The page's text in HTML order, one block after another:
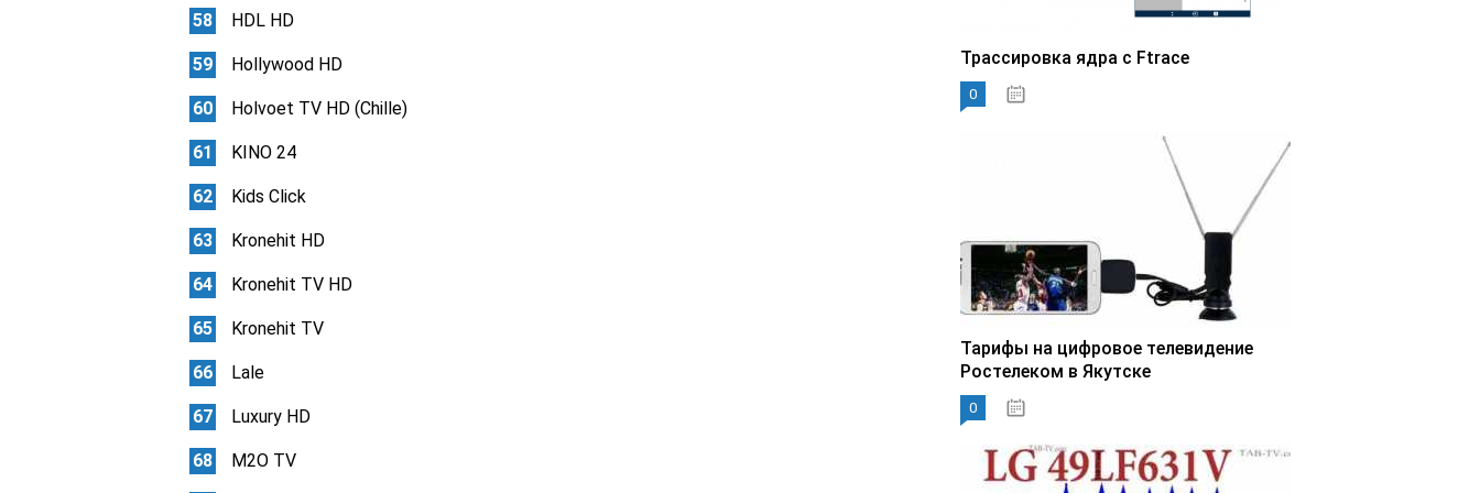
HDL HD
Hollywood HD
Holvoet TV HD (Chille)
KINO 24
Kids Click
Kronehit HD
Kronehit TV HD
Kronehit TV
Lale
Luxury HD
M2O TV
Трассировка ядра с Ftrace
0
Тарифы на цифровое телевидение
Ростелеком в Якутске
0